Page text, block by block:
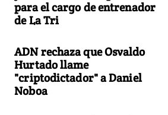
para el cargo de entrenador
de La Tri
ADN rechaza que Osvaldo
Hurtado llame
"criptodictador" a Daniel
Noboa